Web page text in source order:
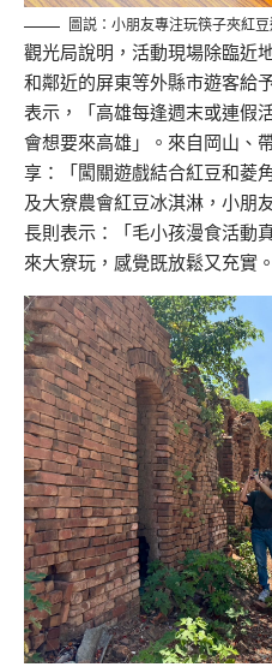
圖説：小朋友專注玩筷子夾紅豆
觀光局說明，活動現場除臨近
和鄰近的屏東等外縣市遊客給
表示，「高雄每逢週末或連假
會想要來高雄」。來自岡山、
享：「闖關遊戲結合紅豆和菱
及大寮農會紅豆冰淇淋，小朋
長則表示：「毛小孩漫食活動
來大寮玩，感覺既放鬆又充實。